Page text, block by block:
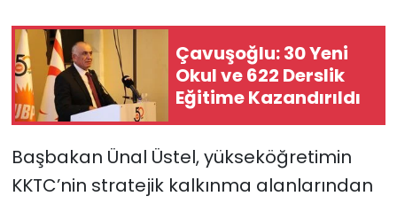
Çavuşoğlu: 30 Yeni
Okul ve 622 Derslik
Eğitime Kazandırıldı
Başbakan Ünal Üstel, yükseköğretimin
KKTC’nin stratejik kalkınma alanlarından
SAĞLIK
Spor
TÜRKiYE